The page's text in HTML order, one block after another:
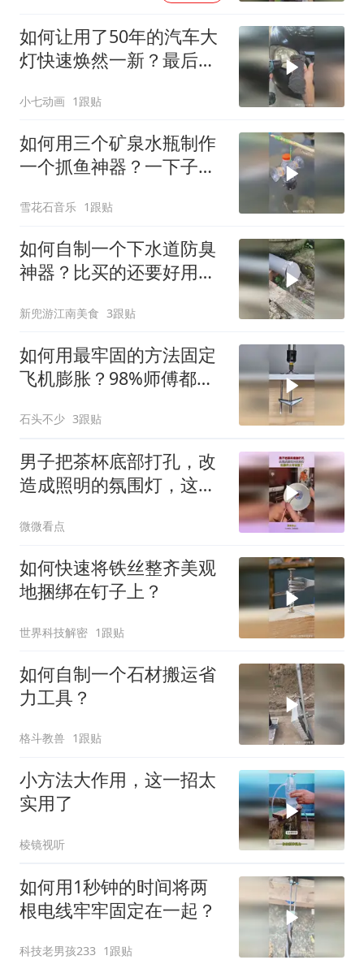
如何让用了50年的汽车大
灯快速焕然一新？最后效
小七动画 1跟贴
如何用三个矿泉水瓶制作
一个抓鱼神器？一下子竟
雪花石音乐 1跟贴
如何自制一个下水道防臭
神器？比买的还要好用
新兜游江南美食 3跟贴
如何用最牢固的方法固定
飞机膨胀？98%师傅都做
石头不少 3跟贴
男子把茶杯底部打孔，改
造成照明的氛围灯，这操
微微看点
如何快速将铁丝整齐美观
地捆绑在钉子上？
世界科技解密 1跟贴
如何自制一个石材搬运省
力工具？
格斗教兽 1跟贴
小方法大作用，这一招太
实用了
棱镜视听
如何用1秒钟的时间将两
根电线牢牢固定在一起？
科技老男孩233 1跟贴